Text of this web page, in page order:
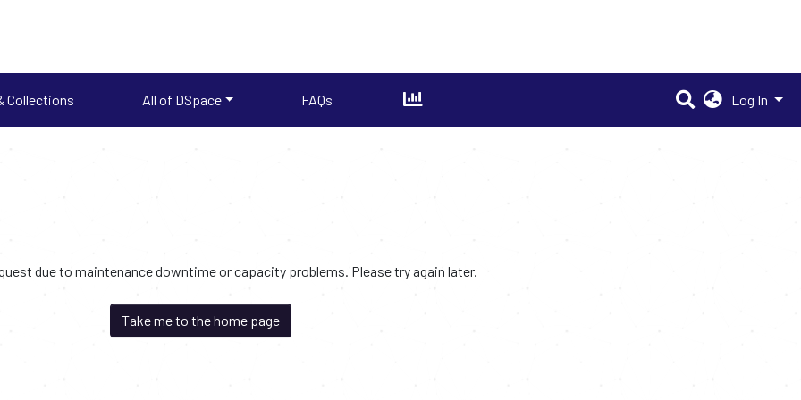
Collections All of DSpace FAQs Log In
due to maintenance downtime or capacity problems. Please try again later.
Take me to the home page